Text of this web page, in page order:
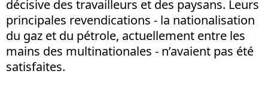
décisive des travailleurs et des paysans. Leurs
principales revendications - la nationalisation
du gaz et du pétrole, actuellement entre les
mains des multinationales - n’avaient pas été
satisfaites.